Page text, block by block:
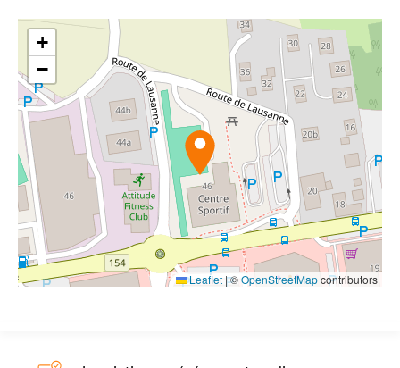
+
−
Leaflet |©OpenStreetMapcontributors